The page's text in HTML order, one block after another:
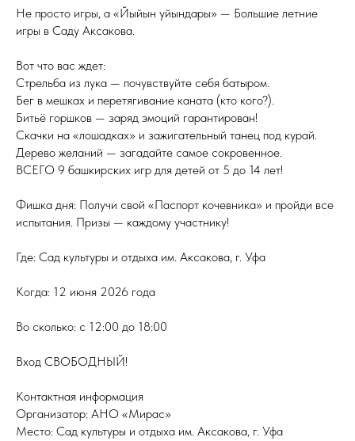
Не просто игры, а «Йыйын уйындары» — Большие летние
игры в Саду Аксакова.
Вот что вас ждет:
Стрельба из лука — почувствуйте себя батыром.
Бег в мешках и перетягивание каната (кто кого?).
Битьё горшков — заряд эмоций гарантирован!
Скачки на «лошадках» и зажигательный танец под курай.
Дерево желаний — загадайте самое сокровенное.
ВСЕГО 9 башкирских игр для детей от 5 до 14 лет!
Фишка дня: Получи свой «Паспорт кочевника» и пройди все
испытания. Призы — каждому участнику!
Где: Сад культуры и отдыха им. Аксакова, г. Уфа
Когда: 12 июня 2026 года
Во сколько: с 12:00 до 18:00
Вход СВОБОДНЫЙ!
Контактная информация
Организатор: АНО «Мирас»
Место: Сад культуры и отдыха им. Аксакова, г. Уфа